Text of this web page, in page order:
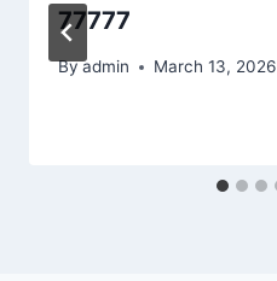
77777
Byadmin March 13, 2026